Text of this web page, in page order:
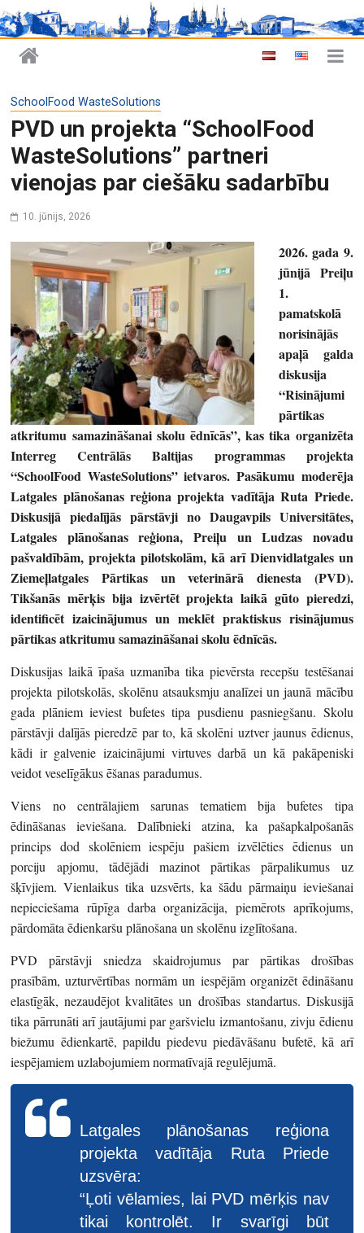
SchoolFood WasteSolutions
PVD un projekta “SchoolFood
WasteSolutions” partneri
vienojas par ciešāku sadarbību
10. jūnijs, 2026
2026. gada 9.
jūnijā Preiļu
1.
pamatskolā
norisinājās
apaļā galda
diskusija
“Risinājumi
pārtikas
atkritumu samazināšanai skolu ēdnīcās”, kas tika organizēta
Interreg Centrālās Baltijas programmas projekta
“SchoolFood WasteSolutions” ietvaros. Pasākumu moderēja
Latgales plānošanas reģiona projekta vadītāja Ruta Priede.
Diskusijā piedalījās pārstāvji no Daugavpils Universitātes,
Latgales plānošanas reģiona, Preiļu un Ludzas novadu
pašvaldībām, projekta pilotskolām, kā arī Dienvidlatgales un
Ziemeļlatgales Pārtikas un veterinārā dienesta (PVD).
Tikšanās mērķis bija izvērtēt projekta laikā gūto pieredzi,
identificēt izaicinājumus un meklēt praktiskus risinājumus
pārtikas atkritumu samazināšanai skolu ēdnīcās.
Diskusijas laikā īpaša uzmanība tika pievērsta recepšu testēšanai
projekta pilotskolās, skolēnu atsauksmju analīzei un jaunā mācību
gada plāniem ieviest bufetes tipa pusdienu pasniegšanu. Skolu
pārstāvji dalījās pieredzē par to, kā skolēni uztver jaunus ēdienus,
kādi ir galvenie izaicinājumi virtuves darbā un kā pakāpeniski
veidot veselīgākus ēšanas paradumus.
Viens no centrālajiem sarunas tematiem bija bufetes tipa
ēdināšanas ieviešana. Dalībnieki atzina, ka pašapkalpošanās
princips dod skolēniem iespēju pašiem izvēlēties ēdienus un
porciju apjomu, tādējādi mazinot pārtikas pārpalikumus uz
šķīvjiem. Vienlaikus tika uzsvērts, ka šādu pārmaiņu ieviešanai
nepieciešama rūpīga darba organizācija, piemērots aprīkojums,
pārdomāta ēdienkaršu plānošana un skolēnu izglītošana.
PVD pārstāvji sniedza skaidrojumus par pārtikas drošības
prasībām, uzturvērtības normām un iespējām organizēt ēdināšanu
elastīgāk, nezaudējot kvalitātes un drošības standartus. Diskusijā
tika pārrunāti arī jautājumi par garšvielu izmantošanu, zivju ēdienu
biežumu ēdienkartē, papildu piedevu piedāvāšanu bufetē, kā arī
iespējamiem uzlabojumiem normatīvajā regulējumā.
Latgales plānošanas reģiona
projekta vadītāja Ruta Priede
uzsvēra:
“Ļoti vēlamies, lai PVD mērķis nav
tikai kontrolēt. Ir svarīgi būt